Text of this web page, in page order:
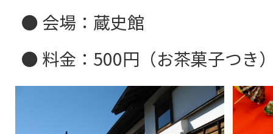
● 会場：蔵史館
● 料金：500円（お茶菓子つき